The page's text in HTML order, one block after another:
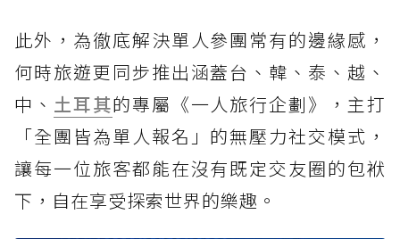
此外，為徹底解決單人參團常有的邊緣感，
何時旅遊更同步推出涵蓋台、韓、泰、越、
中、 土耳其的專屬《一人旅行企劃》，主打
「全團皆為單人報名」的無壓力社交模式，
讓每一位旅客都能在沒有既定交友圈的包袱
下，自在享受探索世界的樂趣。